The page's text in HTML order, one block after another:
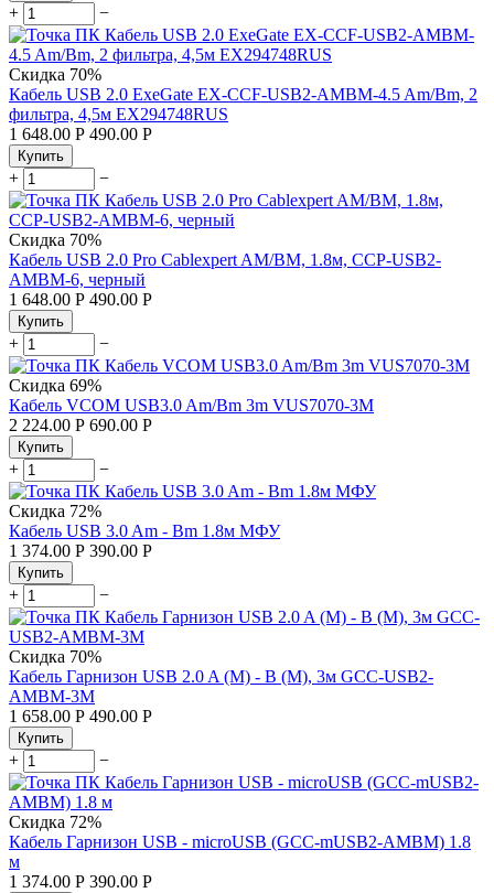
+ −
Скидка 70%
Кабель USB 2.0 ExeGate EX-CCF-USB2-AMBM-4.5 Am/Bm, 2
фильтра, 4,5м EX294748RUS
1 648.00 Р 490.00 Р
Купить
+ −
Скидка 70%
Кабель USB 2.0 Pro Cablexpert AM/BM, 1.8м, CCP-USB2-
AMBM-6, черный
1 648.00 Р 490.00 Р
Купить
+ −
Скидка 69%
Кабель VCOM USB3.0 Am/Bm 3m VUS7070-3M
2 224.00 Р 690.00 Р
Купить
+ −
Скидка 72%
Кабель USB 3.0 Am - Bm 1.8м МФУ
1 374.00 Р 390.00 Р
Купить
+ −
Скидка 70%
Кабель Гарнизон USB 2.0 A (M) - B (M), 3м GCC-USB2-
AMBM-3M
1 658.00 Р 490.00 Р
Купить
+ −
Скидка 72%
Кабель Гарнизон USB - microUSB (GCC-mUSB2-AMBM) 1.8
м
1 374.00 Р 390.00 Р